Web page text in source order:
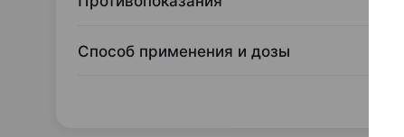
Способ применения и дозы